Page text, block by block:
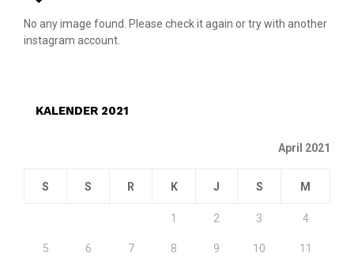
No any image found. Please check it again or try with another
instagram account.
KALENDER 2021
April 2021
S S R K J S M
1 2 3 4
5 6 7 8 9 10 11